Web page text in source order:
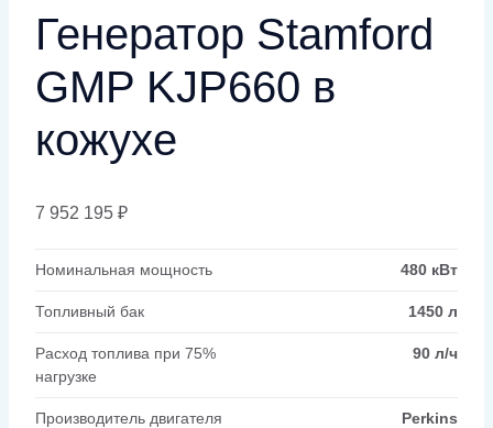
Генератор Stamford
GMP KJP660 в
кожухе
7 952 195 ₽
Номинальная мощность 480 кВт
Топливный бак 1450 л
Расход топлива при 75%
нагрузке
90 л/ч
Производитель двигателя Perkins